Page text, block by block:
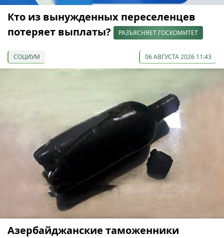
Кто из вынужденных переселенцев
потеряет выплаты?
РАЗЪЯСНЯЕТ ГОСКОМИТЕТ
СОЦИУМ 06 АВГУСТА 2026 11:43
Азербайджанские таможенники